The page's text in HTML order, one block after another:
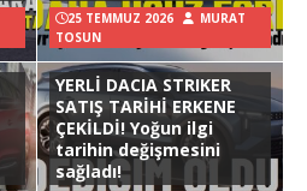
25 TEMMUZ 2026
MURAT
TOSUN
YERLİ DACIA STRIKER
SATIŞ TARİHİ ERKENE
ÇEKİLDİ! Yoğun ilgi
tarihin değişmesini
sağladı!